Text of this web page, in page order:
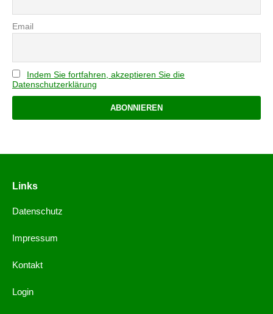
Email
Indem Sie fortfahren, akzeptieren Sie die
Datenschutzerklärung
Links
Datenschutz
Impressum
Kontakt
Login